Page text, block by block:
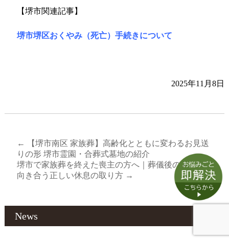
【堺市関連記事】
堺市堺区おくやみ（死亡）手続きについて
2025年11月8日
←
【堺市南区 家族葬】高齢化とともに変わるお見送
りの形 堺市霊園・合葬式墓地の紹介
堺市で家族葬を終えた喪主の方へ｜葬儀後の疲れと
向き合う正しい休息の取り方 →
News